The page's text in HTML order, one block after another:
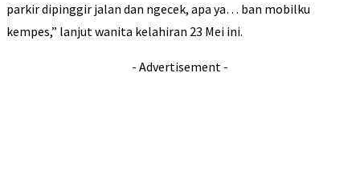
parkir dipinggir jalan dan ngecek, apa ya… ban mobilku
kempes,” lanjut wanita kelahiran 23 Mei ini.
- Advertisement -